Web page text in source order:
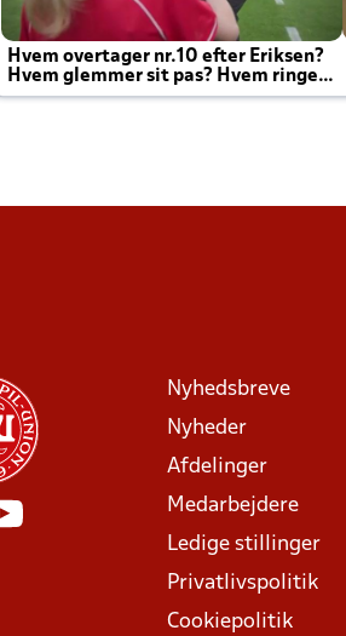
Hvem overtager nr.10 efter Eriksen?
Hvem glemmer sit pas? Hvem ringer
Joachim altid til efter kampe?
Nyhedsbreve
Nyheder
Afdelinger
Medarbejdere
Ledige stillinger
Privatlivspolitik
Cookiepolitik